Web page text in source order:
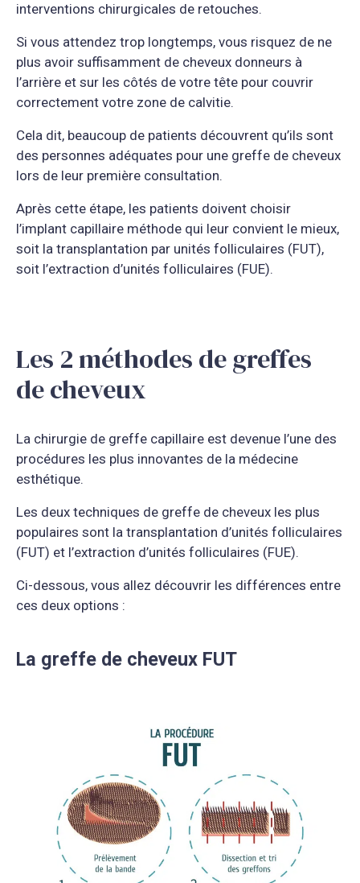
interventions chirurgicales de retouches.
Si vous attendez trop longtemps, vous risquez de ne
plus avoir suffisamment de cheveux donneurs à
l’arrière et sur les côtés de votre tête pour couvrir
correctement votre zone de calvitie.
Cela dit, beaucoup de patients découvrent qu’ils sont
des personnes adéquates pour une greffe de cheveux
lors de leur première consultation.
Après cette étape, les patients doivent choisir
l’implant capillaire méthode qui leur convient le mieux,
soit la transplantation par unités folliculaires (FUT),
soit l’extraction d’unités folliculaires (FUE).
Les 2 méthodes de greffes
de cheveux
La chirurgie de greffe capillaire est devenue l’une des
procédures les plus innovantes de la médecine
esthétique.
Les deux techniques de greffe de cheveux les plus
populaires sont la transplantation d’unités folliculaires
(FUT) et l’extraction d’unités folliculaires (FUE).
Ci-dessous, vous allez découvrir les différences entre
ces deux options :
La greffe de cheveux FUT